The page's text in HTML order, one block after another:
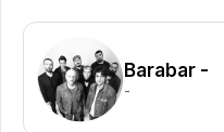
Barabar -
-